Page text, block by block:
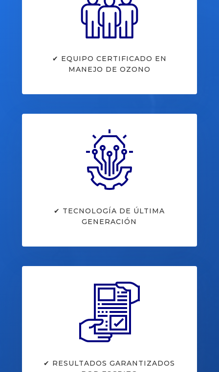
✔ EQUIPO CERTIFICADO EN
MANEJO DE OZONO
✔ TECNOLOGÍA DE ÚLTIMA
GENERACIÓN
✔ RESULTADOS GARANTIZADOS